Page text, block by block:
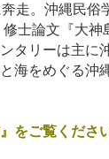
走。沖縄民俗
士論文『大
タリーは主に
海をめぐる沖
をご覧くださ